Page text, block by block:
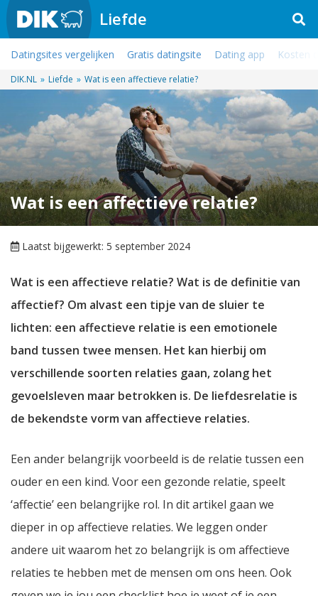
Liefde
Datingsites vergelijken Gratis datingsite Dating app Kosten
DIK.NL » Liefde » Wat is een affectieve relatie?
Wat is een affectieve relatie?
Laatst bijgewerkt: 5 september 2024
Wat is een affectieve relatie? Wat is de definitie van
affectief? Om alvast een tipje van de sluier te
lichten: een affectieve relatie is een emotionele
band tussen twee mensen. Het kan hierbij om
verschillende soorten relaties gaan, zolang het
gevoelsleven maar betrokken is. De liefdesrelatie is
de bekendste vorm van affectieve relaties.
Een ander belangrijk voorbeeld is de relatie tussen een
ouder en een kind. Voor een gezonde relatie, speelt
‘affectie’ een belangrijke rol. In dit artikel gaan we
dieper in op affectieve relaties. We leggen onder
andere uit waarom het zo belangrijk is om affectieve
relaties te hebben met de mensen om ons heen. Ook